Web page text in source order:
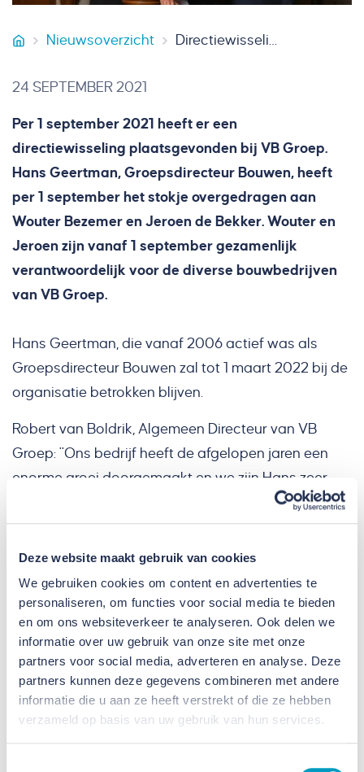
Deze website maakt gebruik van cookies
We gebruiken cookies om content en advertenties te
personaliseren, om functies voor social media te bieden
en om ons websiteverkeer te analyseren. Ook delen we
informatie over uw gebruik van onze site met onze
partners voor social media, adverteren en analyse. Deze
partners kunnen deze gegevens combineren met andere
informatie die u aan ze heeft verstrekt of die ze hebben
verzameld op basis van uw gebruik van hun services.
Smeets Vastgoedservice
Nieuwsoverzicht Directiewisseling VB Groep
24 SEPTEMBER 2021
Per 1 september 2021 heeft er een
directiewisseling plaatsgevonden bij VB Groep.
Hans Geertman, Groepsdirecteur Bouwen, heeft
per 1 september het stokje overgedragen aan
Wouter Bezemer en Jeroen de Bekker. Wouter en
Jeroen zijn vanaf 1 september gezamenlijk
verantwoordelijk voor de diverse bouwbedrijven
van VB Groep.
Hans Geertman, die vanaf 2006 actief was als
Groepsdirecteur Bouwen zal tot 1 maart 2022 bij de
organisatie betrokken blijven.
Robert van Boldrik, Algemeen Directeur van VB
Groep: "Ons bedrijf heeft de afgelopen jaren een
enorme groei doorgemaakt en we zijn Hans zeer
dankbaar voor zijn bijdrage hieraan. Ik heb er alle
vertrouwen in dat we deze groei de komende jaren
verder kunnen voortzetten. Jeroen en Wouter
brengen beiden veel ervaring mee en ik kijk er naar
uit de komende jaren samen mooie stappen te
zetten."
Wouter Bezemer maakt reeds sinds 2007
onderdeel uit van VB Groep. Hij is begonnen als
projectleider en sinds 2019 is hij Algemeen Directeur